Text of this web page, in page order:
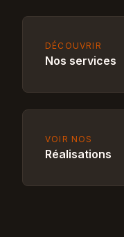
DÉCOUVRIR
Nos services
VOIR NOS
Réalisations